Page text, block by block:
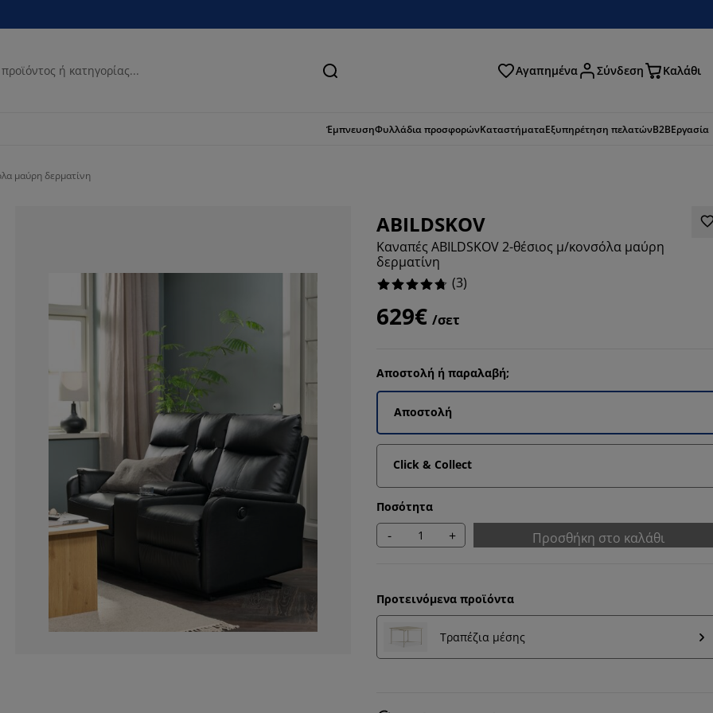
Αναζήτηση Αγαπημένα Σύνδεση Καλάθι
ΈμπνευσηΦυλλάδια προσφορώνΚαταστήματαΕξυπηρέτηση πελατώνB2BΕργασία
μαύρη δερματίνη
ABILDSKOV
Καναπές ABILDSKOV 2-θέσιος μ/κονσόλα μαύρη
δερματίνη
(3)
629€ /σετ
Αποστολή ή παραλαβή;
Αποστολή
Click & Collect
Ποσότητα
- + Προσθήκη στο καλάθι
Προτεινόμενα προϊόντα
Τραπέζια μέσης